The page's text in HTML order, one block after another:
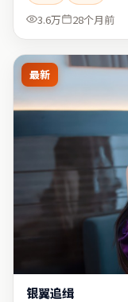
3.6万
28个月前
最新
银翼追缉